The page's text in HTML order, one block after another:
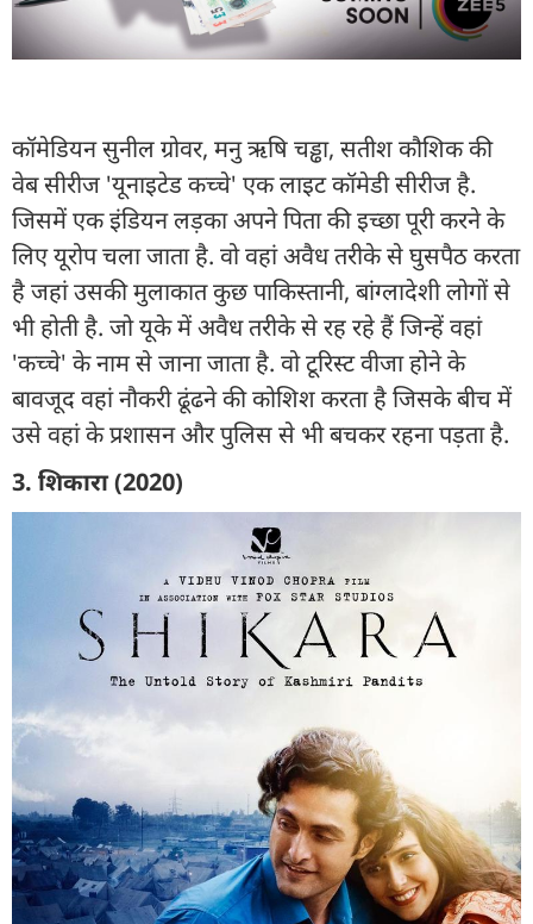
कॉमेडियन सुनील ग्रोवर, मनु ऋषि चड्ढा, सतीश कौशिक की
वेब सीरीज 'यूनाइटेड कच्चे' एक लाइट कॉमेडी सीरीज है.
जिसमें एक इंडियन लड़का अपने पिता की इच्छा पूरी करने के
लिए यूरोप चला जाता है. वो वहां अवैध तरीके से घुसपैठ करता
है जहां उसकी मुलाकात कुछ पाकिस्तानी, बांग्लादेशी लोगों से
भी होती है. जो यूके में अवैध तरीके से रह रहे हैं जिन्हें वहां
'कच्चे' के नाम से जाना जाता है. वो टूरिस्ट वीजा होने के
बावजूद वहां नौकरी ढूंढने की कोशिश करता है जिसके बीच में
उसे वहां के प्रशासन और पुलिस से भी बचकर रहना पड़ता है.
3. शिकारा (2020)